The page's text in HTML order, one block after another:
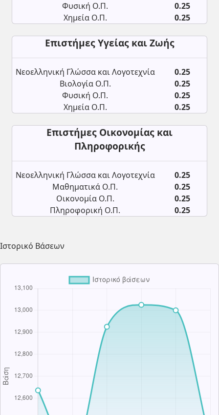
Φυσική Ο.Π.
0.25
Χημεία Ο.Π.
0.25
Επιστήμες Υγείας και Ζωής
Νεοελληνική Γλώσσα και Λογοτεχνία
0.25
Βιολογία Ο.Π.
0.25
Φυσική Ο.Π.
0.25
Χημεία Ο.Π.
0.25
Επιστήμες Οικονομίας και
Πληροφορικής
Νεοελληνική Γλώσσα και Λογοτεχνία
0.25
Μαθηματικά Ο.Π.
0.25
Οικονομία Ο.Π.
0.25
Πληροφορική Ο.Π.
0.25
Ιστορικό Βάσεων